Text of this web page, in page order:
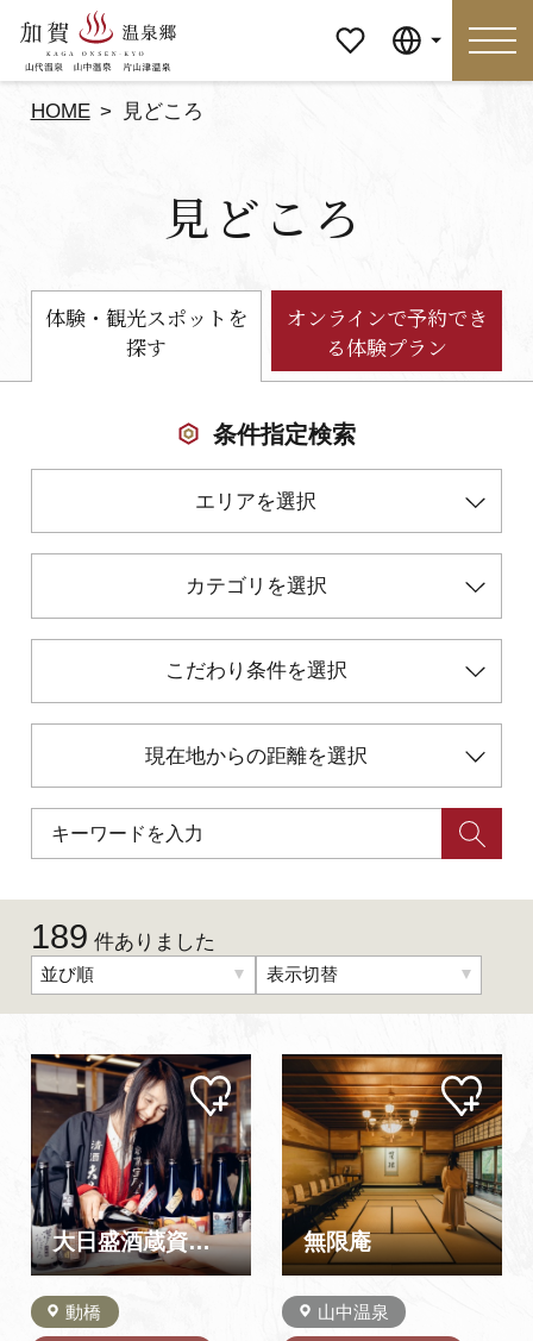
ージ
見どころ 食べる
イベント
アクセス
マイページ
初めての加賀温泉郷
加賀に泊まって！北陸巡り♪
ご当地グルメ
加賀 旅先納税
お知らせ
動画を見る
パンフレットダウンロード
写真ダウンロード
よくあるご質問・お問い合わせ
プライバシーポリシー
HOME 見どころ
見どころ
体験・観光スポットを
探す
オンラインで予約でき
る体験プラン
条件指定検索
エリアを選択
カテゴリを選択
こだわり条件を選択
現在地からの距離を選択
189 件ありました
並び順 表示切替
大日盛酒蔵資料館（橋本酒造）
動橋
マイ
ペー
ジに
追加
無限庵
山中温泉
マイ
ペー
ジに
追加